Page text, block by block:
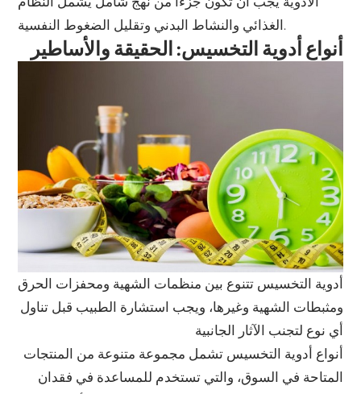
الغذائي والنشاط البدني وتقليل الضغوط النفسية.
أنواع أدوية التخسيس: الحقيقة والأساطير
أدوية التخسيس تتنوع بين منظمات الشهية ومحفزات الحرق
ومثبطات الشهية وغيرها، ويجب استشارة الطبيب قبل تناول
أي نوع لتجنب الآثار الجانبية
أنواع أدوية التخسيس تشمل مجموعة متنوعة من المنتجات
المتاحة في السوق، والتي تستخدم للمساعدة في فقدان